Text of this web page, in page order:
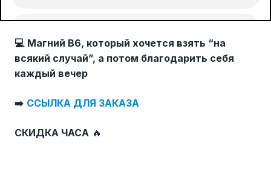
💻 Магний В6, который хочется взять “на
всякий случай”, а потом благодарить себя
каждый вечер
➡️ ССЫЛКА ДЛЯ ЗАКАЗА
СКИДКА ЧАСА 🔥